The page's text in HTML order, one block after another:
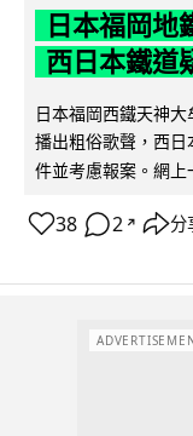
日本福岡地
西日本鐵道
日本福岡西鐵天神
播出粗俗歌聲，西
件並考慮報案。網上
38 2 ↗ 分